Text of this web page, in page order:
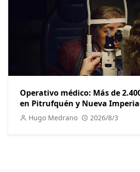
Operativo médico: Más de
en Pitrufquén y Nueva
Hugo Medrano 2026/8/3